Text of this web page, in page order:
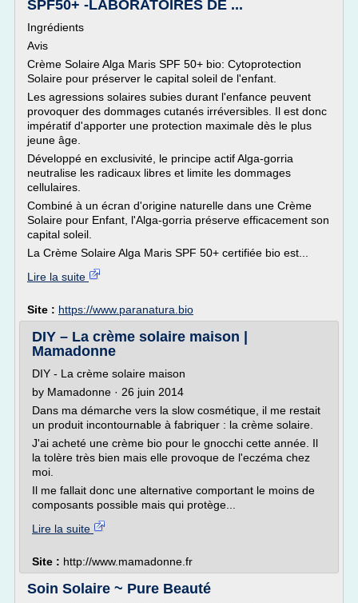
SPF50+ -LABORATOIRES DE ...
Ingrédients
Avis
Crème Solaire Alga Maris SPF 50+ bio: Cytoprotection
Solaire pour préserver le capital soleil de l'enfant.
Les agressions solaires subies durant l'enfance peuvent
provoquer des dommages cutanés irréversibles. Il est donc
impératif d'apporter une protection maximale dès le plus
jeune âge.
Développé en exclusivité, le principe actif Alga-gorria
neutralise les radicaux libres et limite les dommages
cellulaires.
Combiné à un écran d'origine naturelle dans une Crème
Solaire pour Enfant, l'Alga-gorria préserve efficacement son
capital soleil.
La Crème Solaire Alga Maris SPF 50+ certifiée bio est...
Lire la suite
Site : https://www.paranatura.bio
DIY – La crème solaire maison |
Mamadonne
DIY - La crème solaire maison
by Mamadonne · 26 juin 2014
Dans ma démarche vers la slow cosmétique, il me restait
un produit incontournable à fabriquer : la crème solaire.
J'ai acheté une crème bio pour le gnocchi cette année. Il
la tolère très bien mais elle provoque de l'eczéma chez
moi.
Il me fallait donc une alternative comportant le moins de
composants possible mais qui protège...
Lire la suite
Site : http://www.mamadonne.fr
Soin Solaire ~ Pure Beauté